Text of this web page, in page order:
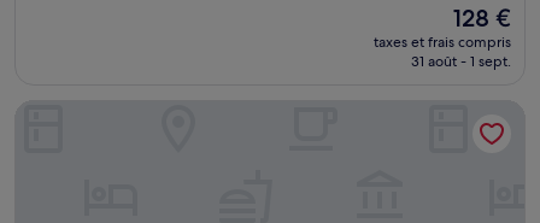
Le
nouveau
prix
128 €
128 €
taxes et frais compris
31 août - 1 sept.
Zanzibar Locke